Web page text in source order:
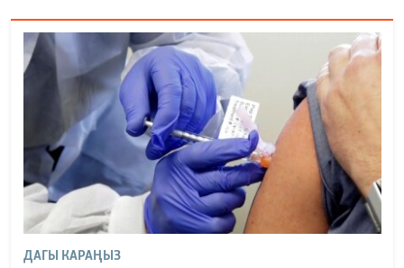
ДАГЫ КАРАҢЫЗ